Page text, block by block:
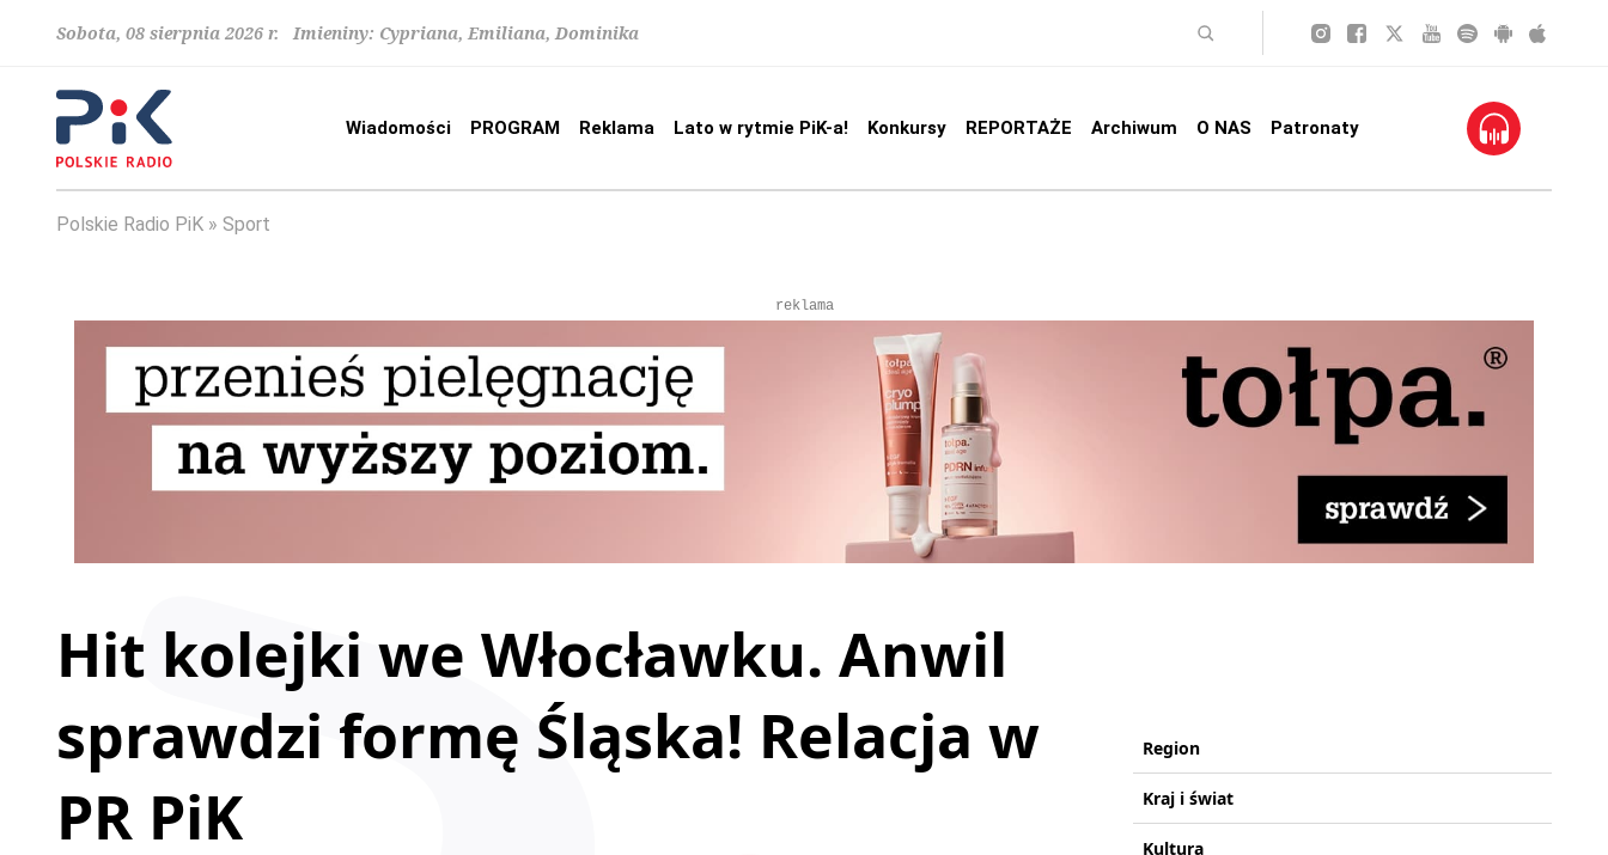
Sobota, 08 sierpnia 2026 r. Imieniny: Cypriana, Emiliana, Dominika
Wiadomości PROGRAM Reklama Lato w rytmie PiK-a! Konkursy REPORTAŻE Archiwum O NAS Patronaty
Polskie Radio PiK Sport
reklama
Hit kolejki we Włocławku. Anwil
sprawdzi formę Śląska! Relacja w
PR PiK
Region
Kraj i świat
Kultura